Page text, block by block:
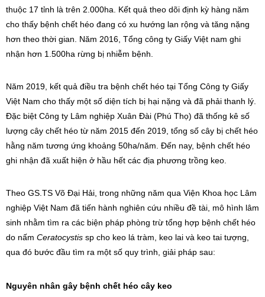
thuộc 17 tỉnh là trên 2.000ha. Kết quả theo dõi định kỳ hàng năm
cho thấy bệnh chết héo đang có xu hướng lan rộng và tăng nặng
hơn theo thời gian. Năm 2016, Tổng công ty Giấy Việt nam ghi
nhận hơn 1.500ha rừng bị nhiễm bệnh.
Năm 2019, kết quả điều tra bệnh chết héo tại Tổng Công ty Giấy
Việt Nam cho thấy một số diện tích bị hại nặng và đã phải thanh lý.
Đặc biệt Công ty Lâm nghiệp Xuân Đài (Phú Thọ) đã thống kê số
lượng cây chết héo từ năm 2015 đến 2019, tổng số cây bị chết héo
hằng năm tương ứng khoảng 50ha/năm. Đến nay, bệnh chết héo
ghi nhận đã xuất hiện ở hầu hết các địa phương trồng keo.
Theo GS.TS Võ Đại Hải, trong những năm qua Viện Khoa học Lâm
nghiệp Việt Nam đã tiến hành nghiên cứu nhiều đề tài, mô hình lâm
sinh nhằm tìm ra các biện pháp phòng trừ tổng hợp bệnh chết héo
do nấm Ceratocystis sp cho keo lá tràm, keo lai và keo tai tượng,
qua đó bước đầu tìm ra một số quy trình, giải pháp sau:
Nguyên nhân gây bệnh chết héo cây keo